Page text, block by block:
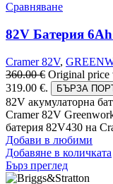
Сравняване
82V Батерия
Cramer 82V,
360.00€ Original price
319.00 €.
БЪРЗА
82V акумулаторна
Cramer 82V
батерия 82V430 на
Добави в любими
Добавяне в количката
Бърз преглед